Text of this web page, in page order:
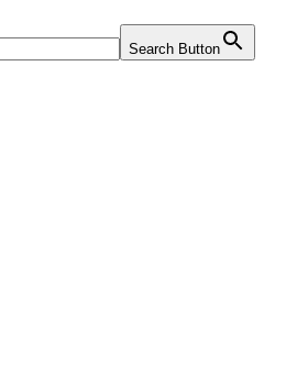
Search Button